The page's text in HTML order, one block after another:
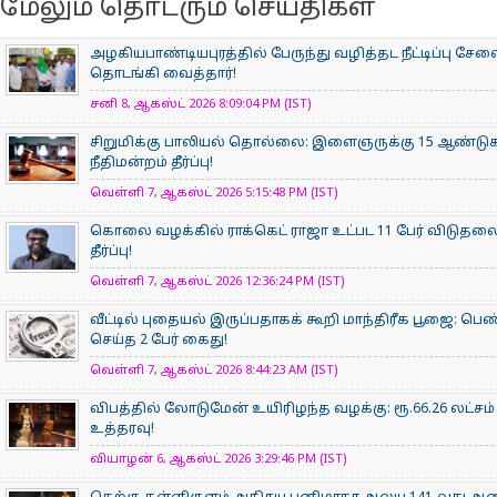
மேலும் தொடரும் செய்திகள்
அழகியபாண்டியபுரத்தில் பேருந்து வழித்தட நீட்டிப்பு
தொடங்கி வைத்தார்!
சனி 8, ஆகஸ்ட் 2026 8:09:04 PM (IST)
சிறுமிக்கு பாலியல் தொல்லை: இளைஞருக்கு 15
நீதிமன்றம் தீர்ப்பு!
வெள்ளி 7, ஆகஸ்ட் 2026 5:15:48 PM (IST)
கொலை வழக்கில் ராக்கெட் ராஜா உட்பட 11 பேர்
தீர்ப்பு!
வெள்ளி 7, ஆகஸ்ட் 2026 12:36:24 PM (IST)
வீட்டில் புதையல் இருப்பதாகக் கூறி மாந்திரீக பூஜை:
செய்த 2 பேர் கைது!
வெள்ளி 7, ஆகஸ்ட் 2026 8:44:23 AM (IST)
விபத்தில் லோடுமேன் உயிரிழந்த வழக்கு: ரூ.66.26
உத்தரவு!
வியாழன் 6, ஆகஸ்ட் 2026 3:29:46 PM (IST)